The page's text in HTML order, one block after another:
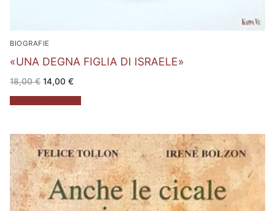
BIOGRAFIE
«UNA DEGNA FIGLIA DI ISRAELE»
18,00€ Il
prezzo
originale
era:
14,00 €Il
attuale
è: